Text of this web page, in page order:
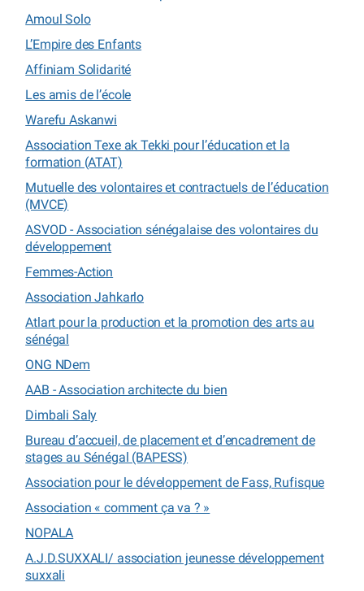
Amoul Solo
L’Empire des Enfants
Affiniam Solidarité
Les amis de l’école
Warefu Askanwi
Association Texe ak Tekki pour l’éducation et la
formation (ATAT)
Mutuelle des volontaires et contractuels de l’éducation
(MVCE)
ASVOD - Association sénégalaise des volontaires du
développement
Femmes-Action
Association Jahkarlo
Atlart pour la production et la promotion des arts au
sénégal
ONG NDem
AAB - Association architecte du bien
Dimbali Saly
Bureau d’accueil, de placement et d’encadrement de
stages au Sénégal (BAPESS)
Association pour le développement de Fass, Rufisque
Association « comment ça va ? »
NOPALA
A.J.D.SUXXALI/ association jeunesse développement
suxxali